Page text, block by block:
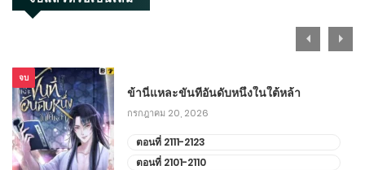
ธันวาคม 2, 2025
พฤศจิกายน 26, 2025
ตอนที่ 571-580
พฤศจิกายน 21, 2025
จบ
ข้านี่แหละขันทีอันดับหนึ่งในใต้หล้า
กรกฎาคม 20, 2026
ตอนที่ 2111-2123
ตอนที่ 2101-2110